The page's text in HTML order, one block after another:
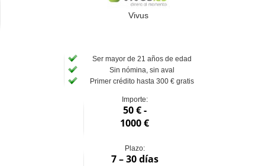
Vivus
Ser mayor de 21 años de edad
Sin nómina, sin aval
Primer crédito hasta 300 € gratis
Importe:
50 € -
1000 €
Plazo:
7 – 30 días